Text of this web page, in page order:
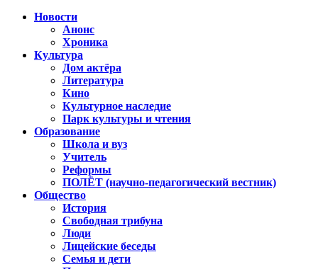
Новости
Анонс
Хроника
Культура
Дом актёра
Литература
Кино
Культурное наследие
Парк культуры и чтения
Образование
Школа и вуз
Учитель
Реформы
ПОЛЁТ (научно-педагогический вестник)
Общество
История
Свободная трибуна
Люди
Лицейские беседы
Семья и дети